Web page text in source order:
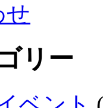
せ
リー